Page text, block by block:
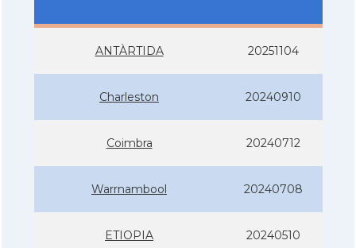
ANTÀRTIDA 20251104
Charleston 20240910
Coimbra 20240712
Warrnambool 20240708
ETIOPIA 20240510